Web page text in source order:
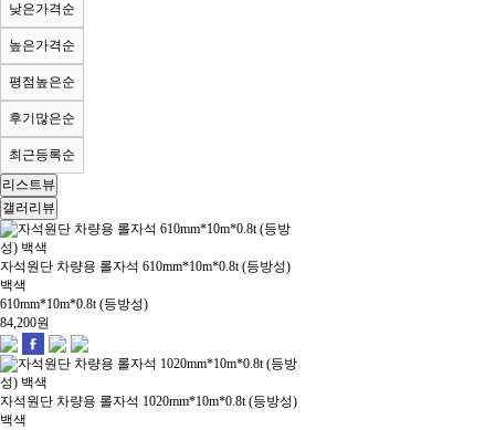
낮은가격순
높은가격순
평점높은순
후기많은순
최근등록순
리스트뷰
갤러리뷰
자석원단 차량용 롤자석 610mm*10m*0.8t (등방성)
백색
610mm*10m*0.8t (등방성)
84,200원
자석원단 차량용 롤자석 1020mm*10m*0.8t (등방성)
백색